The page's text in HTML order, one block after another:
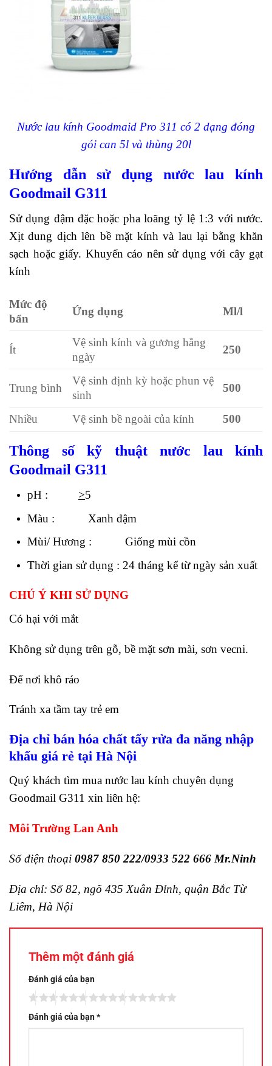
Nước lau kính Goodmaid Pro 311 có 2 dạng đóng
gói can 5l và thùng 20l
Hướng dẫn sử dụng nước lau kính
Goodmail G311
Sử dụng đậm đặc hoặc pha loãng tỷ lệ 1:3 với nước.
Xịt dung dịch lên bề mặt kính và lau lại bằng khăn
sạch hoặc giấy. Khuyến cáo nên sử dụng với cây gạt
kính
Mức độ
bẩn
Ứng dụng Ml/l
Ít
Vệ sinh kính và gương hằng
ngày
250
Trung bình
Vệ sinh định kỳ hoặc phun vệ
sinh
500
Nhiều Vệ sinh bề ngoài của kính 500
Thông số kỹ thuật nước lau kính
Goodmail G311
pH : >5
Màu : Xanh đậm
Mùi/ Hương : Giống mùi cồn
Thời gian sử dụng : 24 tháng kể từ ngày sản xuất
CHÚ Ý KHI SỬ DỤNG
Có hại với mắt
Không sử dụng trên gỗ, bề mặt sơn mài, sơn vecni.
Để nơi khô ráo
Tránh xa tầm tay trẻ em
Địa chỉ bán hóa chất tẩy rửa đa năng nhập
khẩu giá rẻ tại Hà Nội
Quý khách tìm mua nước lau kính chuyên dụng
Goodmail G311 xin liên hệ:
Môi Trường Lan Anh
Số điện thoại 0987 850 222/0933 522 666 Mr.Ninh
Địa chỉ: Số 82, ngõ 435 Xuân Đỉnh, quận Bắc Từ
Liêm, Hà Nội
Thêm một đánh giá
Đánh giá của bạn
Đánh giá của bạn*